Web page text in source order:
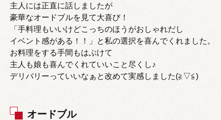
主人には正直に話しましたが
豪華なオードブルを見て大喜び！
「手料理もいいけどこっちのほうがおしゃれだし
イベント感がある！！」と私の選択を喜んでくれました。
お料理をする手間もはぶけて
主人も娘も喜んでくれていいこと尽くし♪
デリバリーっていいなぁと改めて実感しました(≧▽≦)
オードブル